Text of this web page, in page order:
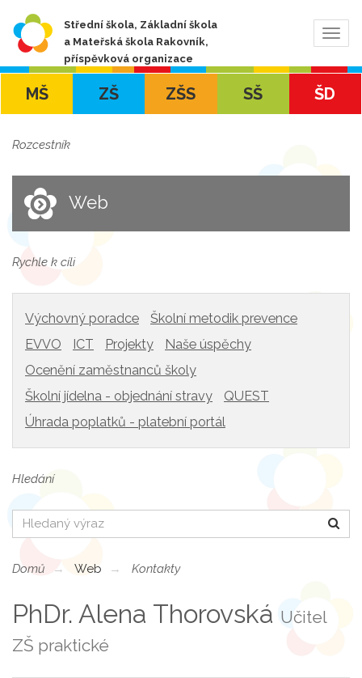
Střední škola, Základní škola
a Mateřská škola Rakovník,
příspěvková organizace
MŠ ZŠ ZŠS SŠ ŠD
Rozcestník
Web
Rychle k cíli
Výchovný poradce
Školní metodik prevence
EVVO
ICT Projekty
Naše úspěchy
Ocenění zaměstnanců školy
Školní jídelna - objednání stravy
QUEST
Úhrada poplatků - platební portál
Hledání
Hledat
Domů Web Kontakty
PhDr. Alena Thorovská Učitel
ZŠ praktické